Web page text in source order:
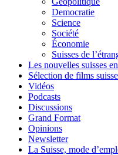
Democratie
Science
Société
Économie
Suisses de
Les nouvelles suisses
Sélection de films
Vidéos
Podcasts
Discussions
Grand Format
Opinions
Newsletter
La Suisse, mode